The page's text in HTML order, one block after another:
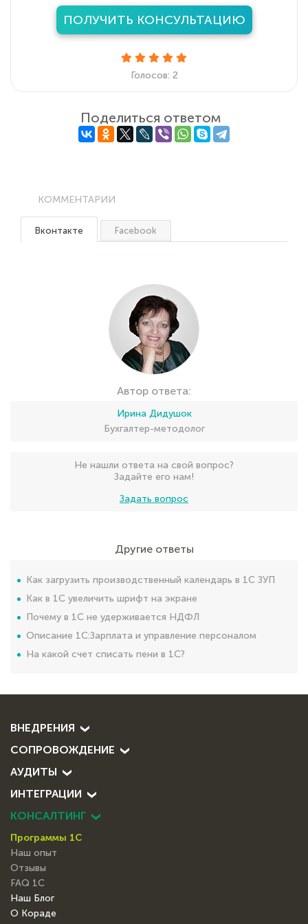
ПОЛУЧИТЬ КОНСУЛЬТАЦИЮ
Голосов: 2
Поделиться ответом
КОММЕНТАРИИ
Вконтакте Facebook
Автор ответа:
Ирина Дидушок
Бухгалтер-методолог
Не нашли ответа на свой вопрос?
Задайте его нам!
Задать вопрос
Другие ответы
Как загрузить производственный календарь в 1С ЗУП
Как в 1С увеличить шрифт на экране
Почему в 1С не удерживается НДФЛ
Описание 1С:Зарплата и управление персоналом
На какой счет списать пени в 1С?
ВНЕДРЕНИЯ
СОПРОВОЖДЕНИЕ
КОНСАЛТИНГ
АУДИТЫ
ИНТЕГРАЦИИ
Программы 1С
Наш опыт
Отзывы
FAQ 1С
Наш Блог
О Кораде